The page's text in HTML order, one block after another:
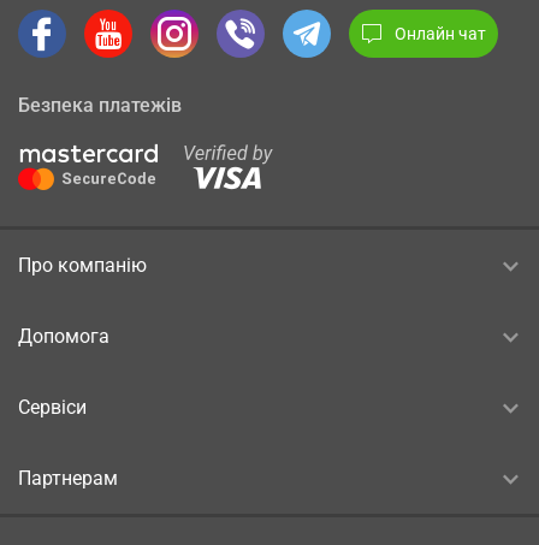
Онлайн чат
Безпека платежів
Про компанію
Допомога
Сервіси
Партнерам